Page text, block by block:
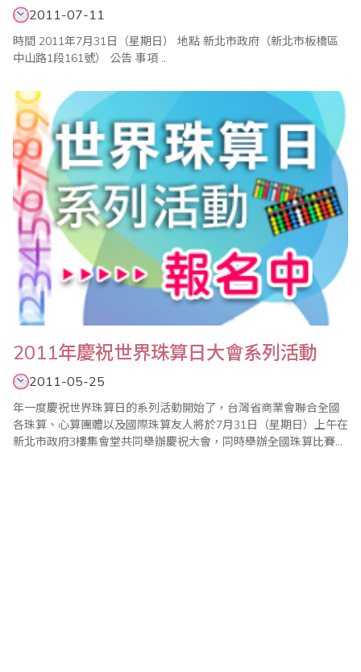
2011-07-11
時間 2011年7月31日（星期日） 地點 新北市政府（新北市板橋區
中山路1段161號） 公告 事項 ..
2011年慶祝世界珠算日大會系列活動
2011-05-25
年一度慶祝世界珠算日的系列活動開始了，台灣省商業會聯合全國
各珠算、心算團體以及國際珠算友人將於7月31日（星期日）上午在
新北市政府3樓集會堂共同舉辦慶祝大會，同時舉辦全國珠算比賽暨